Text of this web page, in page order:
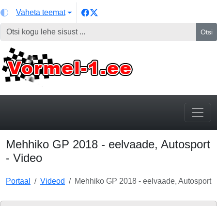
Vaheta teemat
Otsi
Mehhiko GP 2018 - eelvaade, Autosport
- Video
Portaal Videod Mehhiko GP 2018 - eelvaade, Autosport